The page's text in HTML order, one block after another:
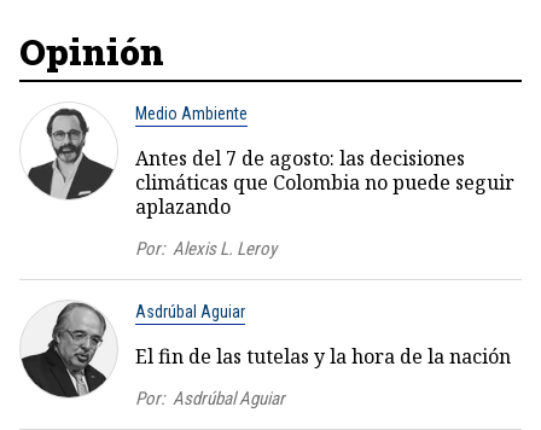
Opinión
Medio Ambiente
Antes del 7 de agosto: las decisiones
climáticas que Colombia no puede seguir
aplazando
Por: Alexis L. Leroy
Asdrúbal Aguiar
El fin de las tutelas y la hora de la nación
Por: Asdrúbal Aguiar